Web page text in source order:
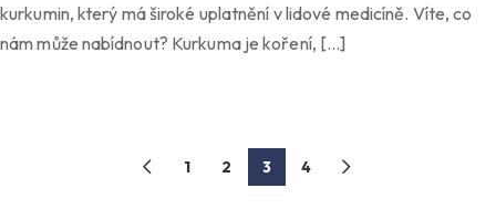
kurkumin, který má široké uplatnění v lidové medicíně. Víte, co
nám může nabídnout? Kurkuma je koření, […]
1 2 3 4